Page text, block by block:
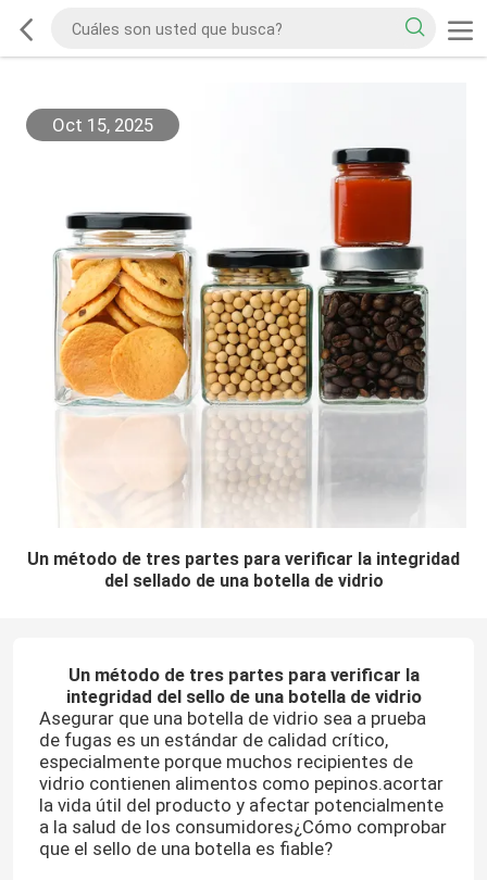
Oct 15, 2025
Un método de tres partes para verificar la integridad
del sellado de una botella de vidrio
Un método de tres partes para verificar la
integridad del sello de una botella de vidrio
Asegurar que una botella de vidrio sea a prueba
de fugas es un estándar de calidad crítico,
especialmente porque muchos recipientes de
vidrio contienen alimentos como pepinos.acortar
la vida útil del producto y afectar potencialmente
a la salud de los consumidores¿Cómo comprobar
que el sello de una botella es fiable?